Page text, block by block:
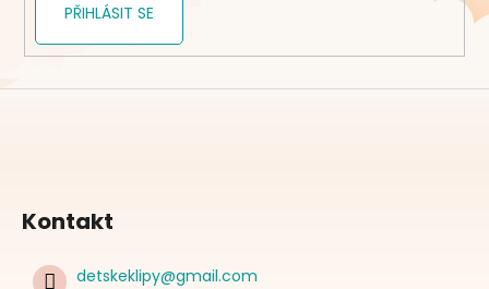
PŘIHLÁSIT SE
Kontakt
detskeklipy@gmail.com